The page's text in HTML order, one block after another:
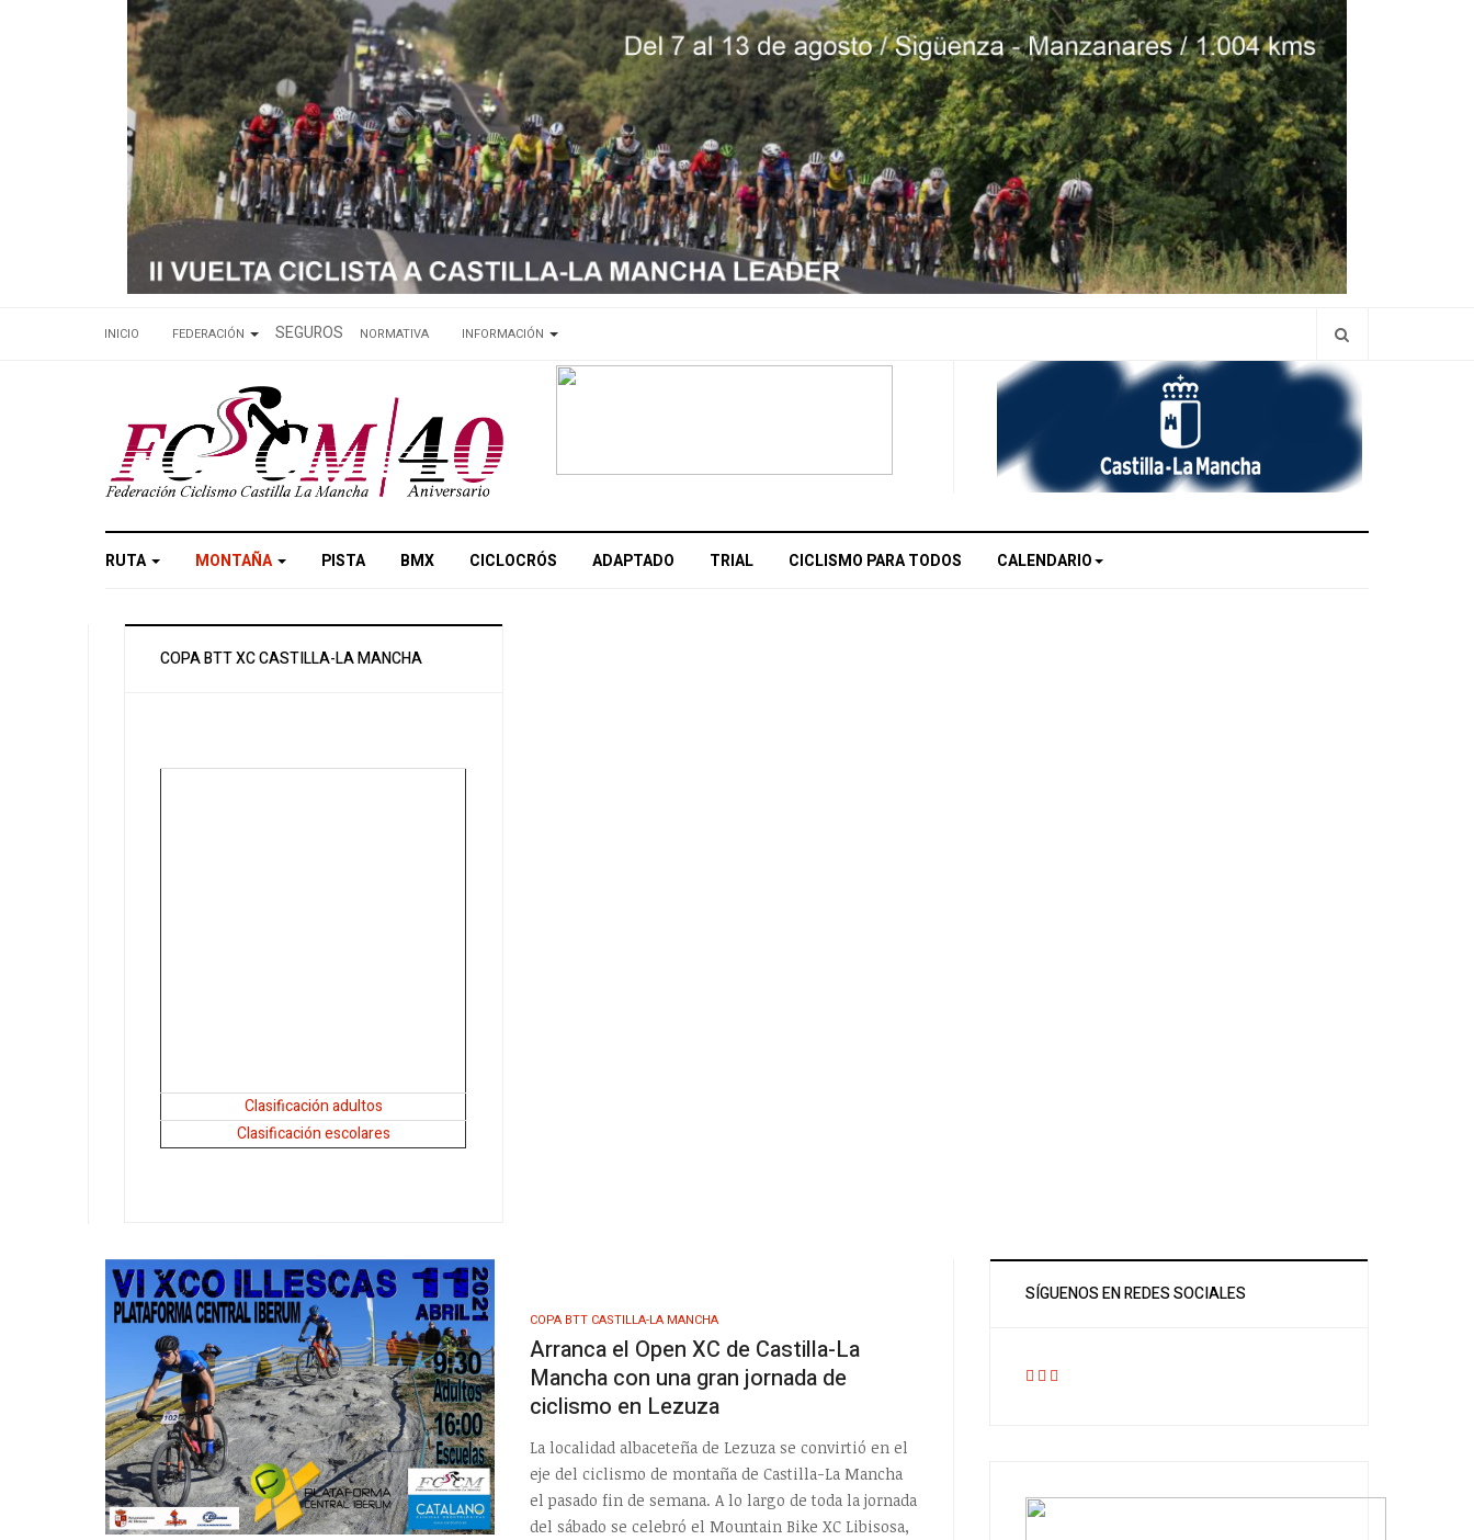
INICIO FEDERACIÓN SEGUROS NORMATIVA INFORMACIÓN
RUTA MONTAÑA PISTA BMX CICLOCRÓS ADAPTADO TRIAL CICLISMO PARA TODOS CALENDARIO
COPA BTT XC CASTILLA-LA MANCHA
Clasificación adultos
Clasificación escolares
COPA BTT CASTILLA-LA MANCHA
Arranca el Open XC de Castilla-La
Mancha con una gran jornada de
ciclismo en Lezuza
La localidad albaceteña de Lezuza se convirtió en el
eje del ciclismo de montaña de Castilla-La Mancha
el pasado fin de semana. A lo largo de toda la jornada
del sábado se celebró el Mountain Bike XC Libisosa,
SÍGUENOS EN REDES SOCIALES